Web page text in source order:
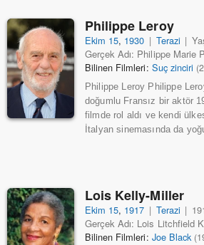
Philippe Leroy
Ekim 15, 1930 | Terazi |
Gerçek Adı: Philippe Marie
Bilinen Filmleri: Suç zinciri
Philippe Leroy Philippe
doğumlu Fransız bir aktör
filmde rol aldı ve kendi
İtalyan sinemasında da
Lois Kelly-Miller
Ekim 15, 1917 | Terazi |
Gerçek Adı: Lois Litchfield
Bilinen Filmleri: Joe Black